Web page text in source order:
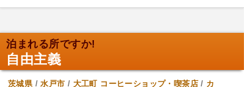
泊まれる所ですか!
自由主義
茨城県/水戸市 / 大工町 コーヒーショップ・喫茶店/ カ